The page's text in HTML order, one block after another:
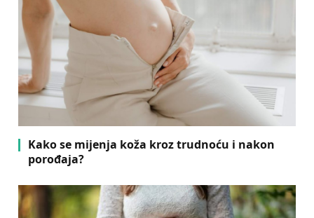
Kako se mijenja koža kroz trudnoću i nakon
porođaja?